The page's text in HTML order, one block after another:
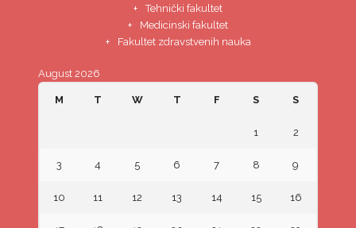
Tehnički fakultet
Medicinski fakultet
Fakultet zdravstvenih nauka
August 2026
M T W T F S S
1 2
3 4 5 6 7 8 9
10 11 12 13 14 15 16